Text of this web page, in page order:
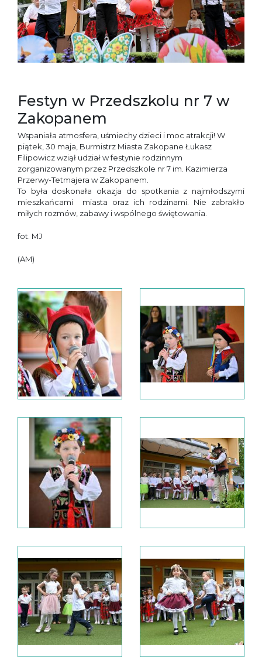
Festyn w Przedszkolu nr 7 w
Zakopanem
Wspaniała atmosfera, uśmiechy dzieci i moc atrakcji! W
piątek, 30 maja, Burmistrz Miasta Zakopane Łukasz
Filipowicz wziął udział w festynie rodzinnym
zorganizowanym przez Przedszkole nr 7 im. Kazimierza
Przerwy-Tetmajera w Zakopanem.
To była doskonała okazja do spotkania z najmłodszymi
mieszkańcami miasta oraz ich rodzinami. Nie zabrakło
miłych rozmów, zabawy i wspólnego świętowania.
fot. MJ
(AM)